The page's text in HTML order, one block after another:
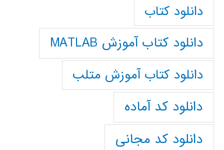
دانلود کتاب
دانلود کتاب آموزش MATLAB
دانلود کتاب آموزش متلب
دانلود کد آماده
دانلود کد مجانی